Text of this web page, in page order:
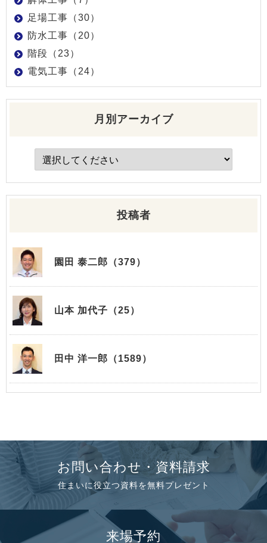
足場工事（30）
防水工事（20）
階段（23）
電気工事（24）
月別アーカイブ
投稿者
園田 泰二郎（379）
山本 加代子（25）
田中 洋一郎（1589）
お問い合わせ・資料請求
住まいに役立つ資料を無料プレゼント
来場予約